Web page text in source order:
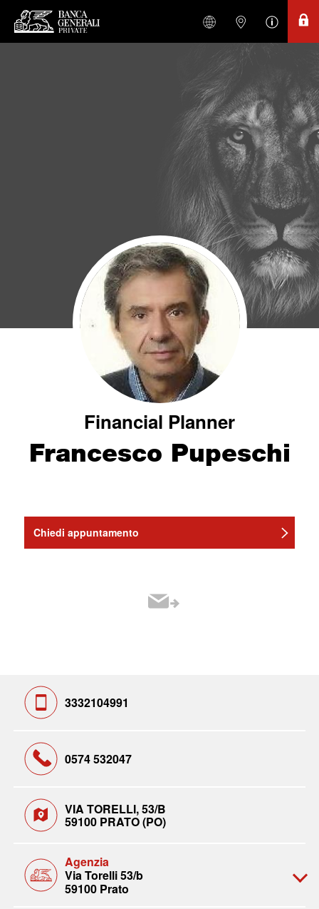
Financial Planner
Francesco Pupeschi
Chiedi appuntamento
3332104991
0574 532047
VIA TORELLI, 53/B
59100 PRATO (PO)
Agenzia
Via Torelli 53/b
59100 Prato